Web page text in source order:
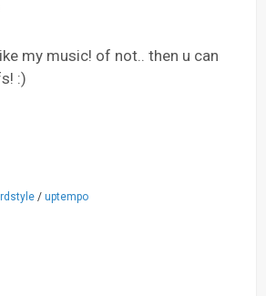
my music! of not.. then u can
:)
/ uptempo